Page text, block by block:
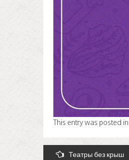
This entry was posted in
Post Театры без крыш